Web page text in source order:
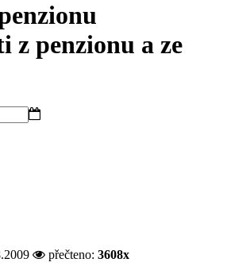
z penzionu a ze
přečteno: 3608x